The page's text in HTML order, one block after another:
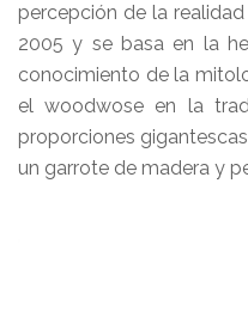
percepción de la
2005 y se basa en la
conocimiento de la
el woodwose en la
proporciones
un garrote de madera y